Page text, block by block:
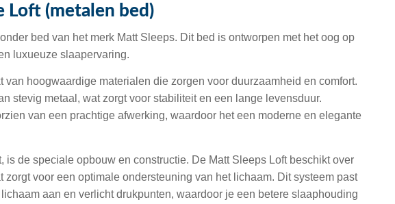
Loft (metalen bed)
bed van het merk Matt Sleeps. Dit bed is ontworpen met het oog op
luxueuze slaapervaring.
van hoogwaardige materialen die zorgen voor duurzaamheid en comfort.
stevig metaal, wat zorgt voor stabiliteit en een lange levensduur.
van een prachtige afwerking, waardoor het een moderne en elegante
is de speciale opbouw en constructie. De Matt Sleeps Loft beschikt over
zorgt voor een optimale ondersteuning van het lichaam. Dit systeem past
aan en verlicht drukpunten, waardoor je een betere slaaphouding